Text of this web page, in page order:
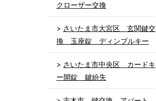
クローザー交換
さいたま市大宮区 玄関鍵交
換 玉座錠 ディンプルキー
さいたま市中央区 カードキ
ー開錠 鍵紛失